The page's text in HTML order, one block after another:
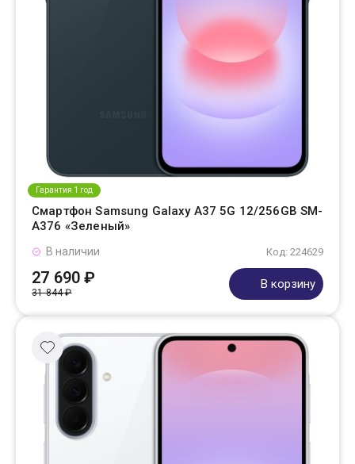
Гарантия 1 год
Смартфон Samsung Galaxy A37 5G 12/256GB SM-
A376 «Зеленый»
Код: 224629
В наличии
27 690 ₽
31 844 ₽
В корзину